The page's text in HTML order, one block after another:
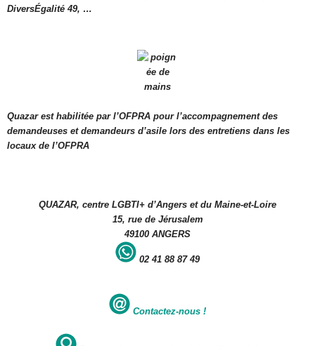
DiversÉgalité 49, …
Quazar est habilitée par l’OFPRA pour l’accompagnement des
demandeuses et demandeurs d’asile lors des entretiens dans les
locaux de l’OFPRA
QUAZAR, centre LGBTI+ d’Angers et du Maine-et-Loire
15, rue de Jérusalem
49100 ANGERS
02 41 88 87 49
Contactez-nous !